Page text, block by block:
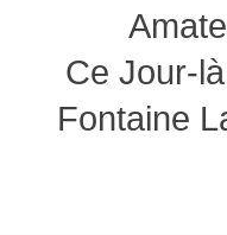
Ce Jour-là
Fontaine